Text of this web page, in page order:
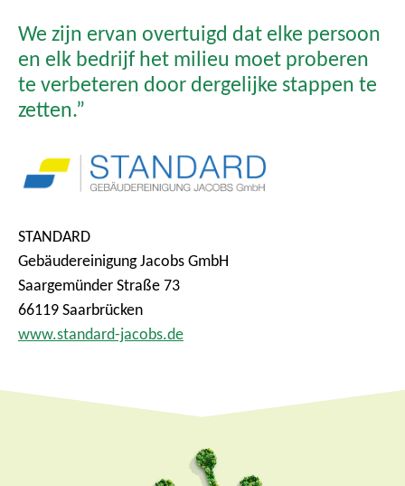
We zijn ervan overtuigd dat elke persoon
en elk bedrijf het milieu moet proberen
te verbeteren door dergelijke stappen te
zetten.”
STANDARD
Gebäudereinigung Jacobs GmbH
Saargemünder Straße 73
66119 Saarbrücken
www.standard-jacobs.de